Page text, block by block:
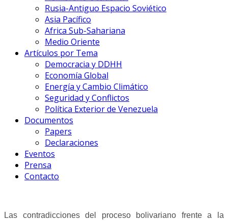
Rusia-Antiguo Espacio Soviético
Asia Pacífico
Africa Sub-Sahariana
Medio Oriente
Artículos por Tema
Democracia y DDHH
Economía Global
Energía y Cambio Climático
Seguridad y Conflictos
Política Exterior de Venezuela
Documentos
Papers
Declaraciones
Eventos
Prensa
Contacto
Las contradicciones del proceso bolivariano frente a la